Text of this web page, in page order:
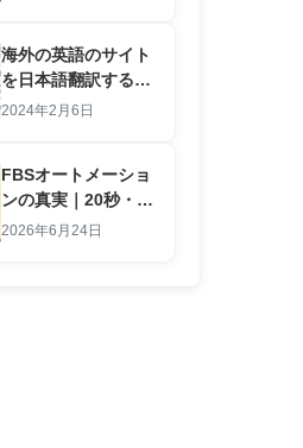
海外の英語のサイト
を日本語翻訳するツ
ール
2024年2月6日
FBSオートメーショ
ンの真実｜20秒・1
行入力で副業労働を
2026年6月24日